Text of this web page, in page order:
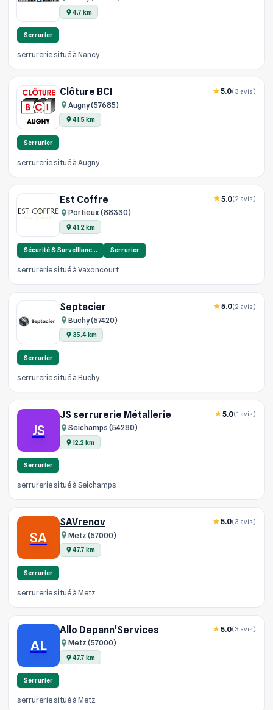
4.7 km
Serrurier
serrurerie situé à Nancy
Clôture BCI
Augny (57685)
41.5 km
5.0(3 avis)
Serrurier
serrurerie situé à Augny
Est Coffre
Portieux (88330)
41.2 km
5.0(2 avis)
Sécurité & Surveillanc… Serrurier
serrurerie situé à Vaxoncourt
Septacier
Buchy (57420)
35.4 km
5.0(2 avis)
Serrurier
serrurerie situé à Buchy
JS
JS serrurerie Métallerie
Seichamps (54280)
12.2 km
5.0(1 avis)
Serrurier
serrurerie situé à Seichamps
SA
SAVrenov
Metz (57000)
47.7 km
5.0(3 avis)
Serrurier
serrurerie situé à Metz
AL
Allo Depann'Services
Metz (57000)
47.7 km
5.0(3 avis)
Serrurier
serrurerie situé à Metz